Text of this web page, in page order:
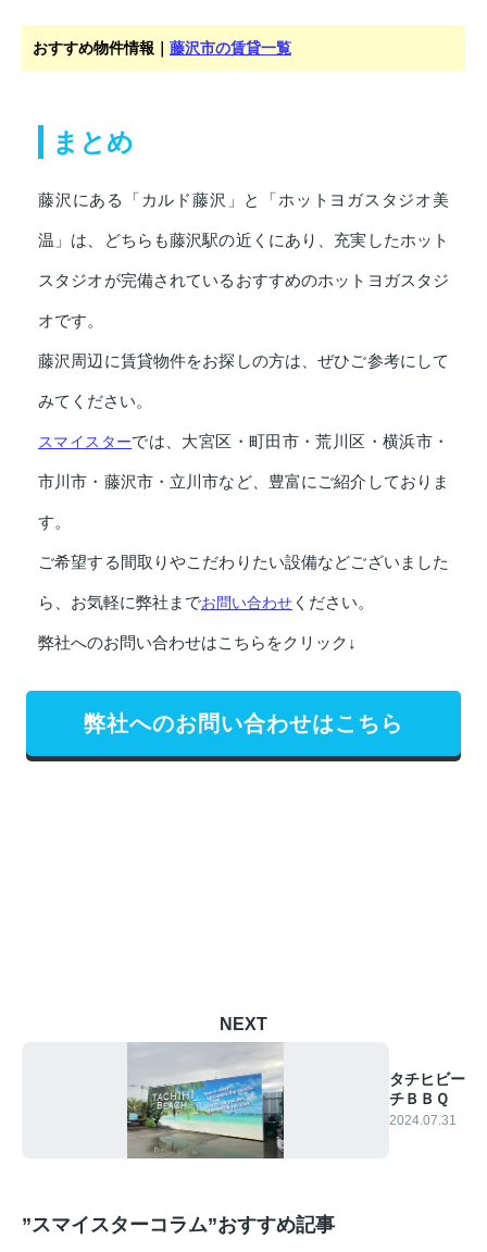
おすすめ物件情報｜ 藤沢市の賃貸一覧
まとめ
藤沢にある「カルド藤沢」と「ホットヨガスタジオ美
温」は、どちらも藤沢駅の近くにあり、充実したホット
スタジオが完備されているおすすめのホットヨガスタジ
オです。
藤沢周辺に賃貸物件をお探しの方は、ぜひご参考にして
みてください。
スマイスターでは、大宮区・町田市・荒川区・横浜市・
市川市・藤沢市・立川市など、豊富にご紹介しておりま
す。
ご希望する間取りやこだわりたい設備などございました
ら、お気軽に弊社までお問い合わせ ください。
弊社へのお問い合わせはこちらをクリック↓
弊社へのお問い合わせはこちら
NEXT
タチヒビー
チＢＢＱ
2024.07.31
”スマイスターコラム”おすすめ記事